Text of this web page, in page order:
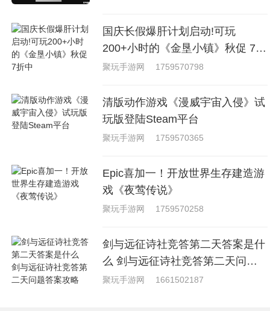
国庆长假爆肝计划启动!可玩
200+小时的《金垦小镇》秋促 7折
中
聚玩手游网 1759570798
清版动作游戏《漫威宇宙入侵》试
玩版登陆Steam平台
聚玩手游网 1759570365
Epic喜加一！开放世界生存建造游
戏《夜莺传说》
聚玩手游网 1759570258
剑与远征诗社竞答第二天答案是什
么 剑与远征诗社竞答第二天问题
答案攻略
聚玩手游网 1661502187